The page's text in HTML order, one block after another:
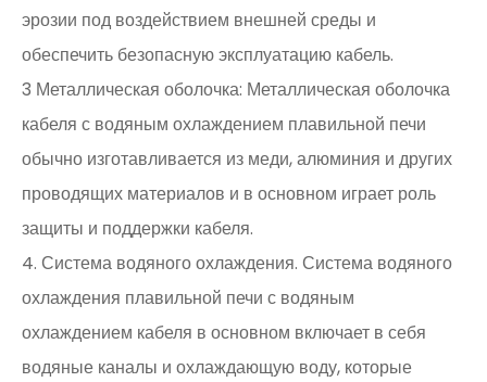
эрозии под воздействием внешней среды и
обеспечить безопасную эксплуатацию кабель.
3 Металлическая оболочка: Металлическая оболочка
кабеля с водяным охлаждением плавильной печи
обычно изготавливается из меди, алюминия и других
проводящих материалов и в основном играет роль
защиты и поддержки кабеля.
4. Система водяного охлаждения. Система водяного
охлаждения плавильной печи с водяным
охлаждением кабеля в основном включает в себя
водяные каналы и охлаждающую воду, которые